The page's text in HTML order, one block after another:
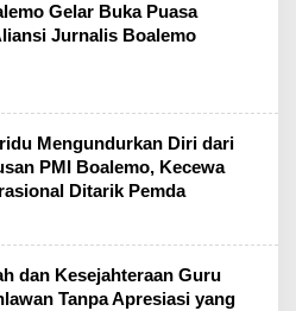
Gelar Buka Puasa
Jurnalis Boalemo
Mengundurkan Diri dari
PMI Boalemo, Kecewa
Ditarik Pemda
dan Kesejahteraan Guru
Tanpa Apresiasi yang